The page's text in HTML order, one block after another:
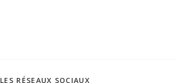
RÉSEAUX SOCIAUX